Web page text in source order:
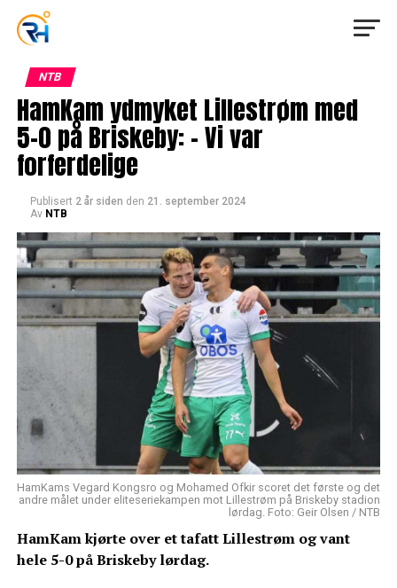
NTB
HamKam ydmyket Lillestrøm med
5-0 på Briskeby: – Vi var
forferdelige
Publisert 2 år siden den 21. september 2024
Av NTB
HamKams Vegard Kongsro og Mohamed Ofkir scoret det første og det
andre målet under eliteseriekampen mot Lillestrøm på Briskeby stadion
lørdag. Foto: Geir Olsen / NTB
HamKam kjørte over et tafatt Lillestrøm og vant
hele 5-0 på Briskeby lørdag.